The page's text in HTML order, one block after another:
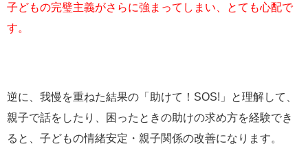
子どもの完璧主義がさらに強まってしまい、とても心配で
す。
逆に、我慢を重ねた結果の「助けて！SOS!」と理解して、
親子で話をしたり、困ったときの助けの求め方を経験でき
ると、子どもの情緒安定・親子関係の改善になります。